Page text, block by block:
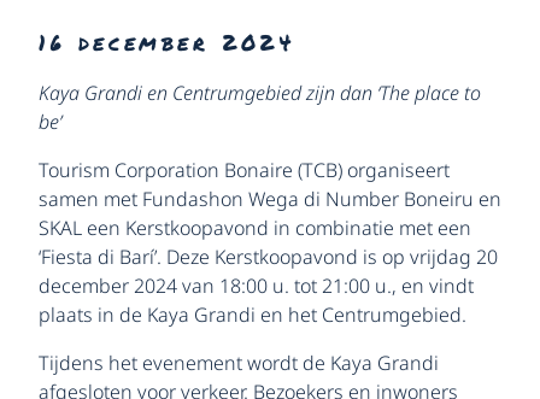
16 december 2024
Kaya Grandi en Centrumgebied zijn dan ‘The place to
be’
Tourism Corporation Bonaire (TCB) organiseert
samen met Fundashon Wega di Number Boneiru en
SKAL een Kerstkoopavond in combinatie met een
‘Fiesta di Barí’. Deze Kerstkoopavond is op vrijdag 20
december 2024 van 18:00 u. tot 21:00 u., en vindt
plaats in de Kaya Grandi en het Centrumgebied.
Tijdens het evenement wordt de Kaya Grandi
afgesloten voor verkeer. Bezoekers en inwoners